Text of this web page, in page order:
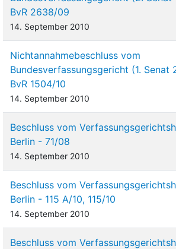
BvR 2638/09
14. September 2010
Nichtannahmebeschluss vom
Bundesverfassungsgericht (1. Senat
BvR 1504/10
14. September 2010
Beschluss vom
Berlin - 71/08
14. September 2010
Beschluss vom
Berlin - 115 A/10, 115/10
14. September 2010
Beschluss vom